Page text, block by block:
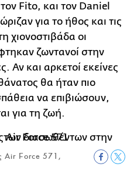
Fito, και τον Daniel
για το ήθος και τις
χιονοστιβάδα οι
ζωντανοί στην
Αν και αρκετοί εκείνες
θα ήταν πιο
να επιβιώσουν,
για τη ζωή.
Air Force 571,